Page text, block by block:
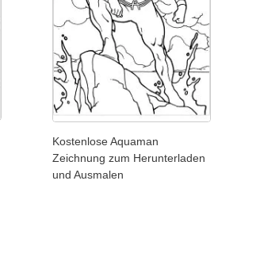
Kostenlose Aquaman
Zeichnung zum Herunterladen
und Ausmalen